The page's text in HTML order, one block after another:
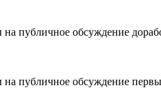
публичное обсуждение
на публичное обсуждение